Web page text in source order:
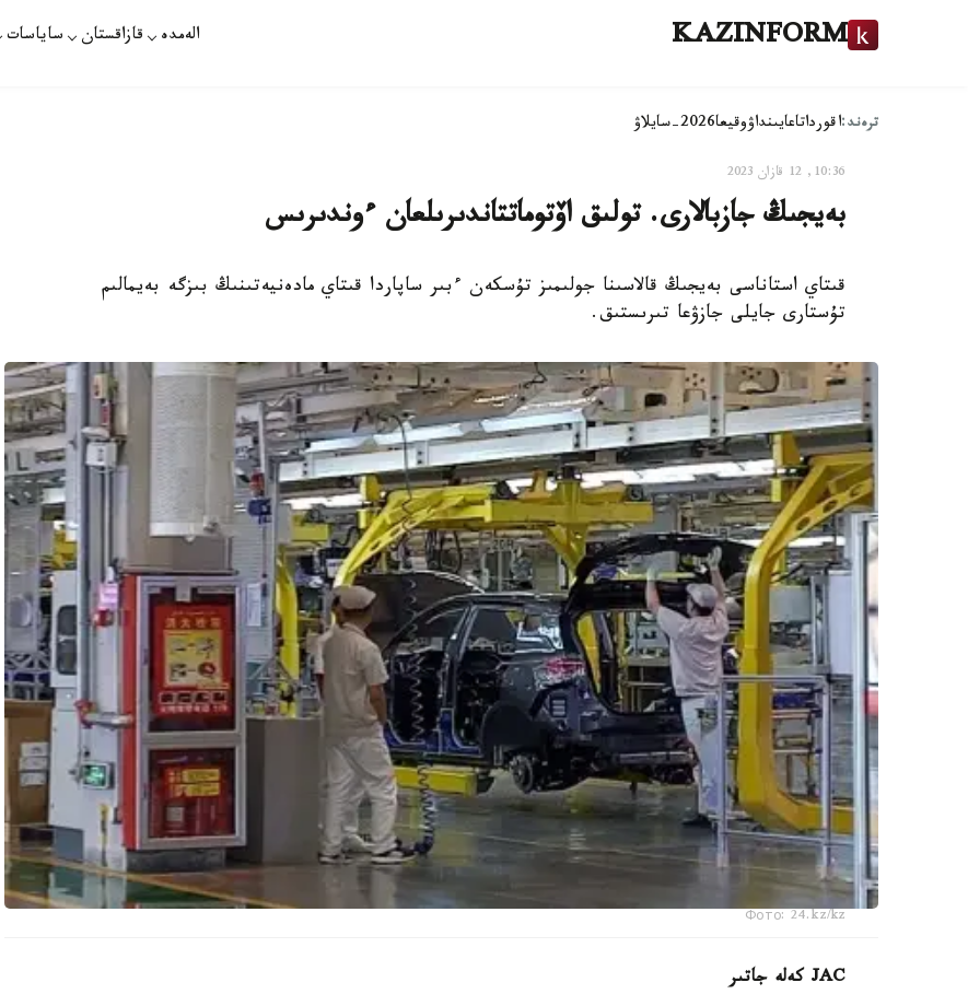
KAZINFORM الەمدە قازاقستان ساياسات
ترەند:اقورداتاعايىنداۋوقيعا2026-سايلاۋ
10:36, 12 قازان 2023
بەيجىڭ جازبالارى. تولىق اۆتوماتتاندىرىلعان ءوندىرىس
قىتاي استاناسى بەيجىڭ قالاسىنا جولىمىز تۇسكەن ءبىر ساپاردا قىتاي مادەنيەتىنىڭ بىزگە بەيمالىم
تۇستارى جايلى جازۋعا تىرىستىق.
Фото: 24.kz/kz
JAC كەلە جاتىر